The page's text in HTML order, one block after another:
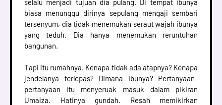
selalu menjadi tujuan dia pulang. Di tempat ibunya
biasa menunggu dirinya sepulang mengaji sembari
tersenyum, dia tidak menemukan seraut wajah ibunya
yang teduh. Dia hanya menemukan reruntuhan
bangunan.
Tapi itu rumahnya. Kenapa tidak ada atapnya? Kenapa
jendelanya terlepas? Dimana ibunya? Pertanyaan-
pertanyaan itu menyeruak masuk dalam pikiran
Umaiza. Hatinya gundah. Resah memikirkan